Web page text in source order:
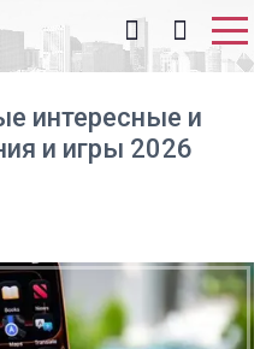
интересные и
и игры 2026